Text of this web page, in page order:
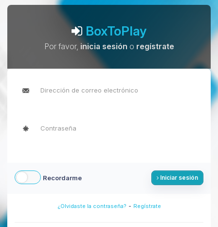
BoxToPlay
Por favor, inicia sesión o regístrate
Recordarme Iniciar sesión
¿Olvidaste la contraseña? - Regístrate